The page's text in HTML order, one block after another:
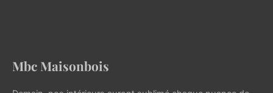
Mbc Maisonbois